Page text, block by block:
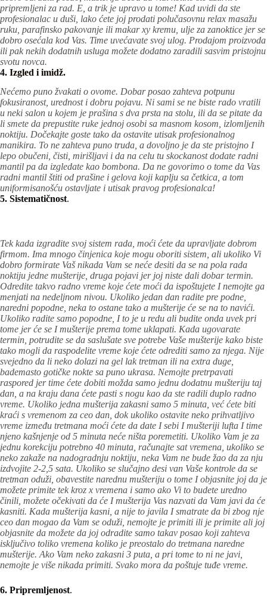
pripremljeni za rad. E, a trik je upravo u tome! Kad uvidi da ste
profesionalac u duši, lako ćete joj prodati polučasovnu relax masažu
ruku, parafinsko pakovanje ili makar xy kremu, ulje za zanoktice jer se
dobro osećala kod Vas. Time uvećavate svoj ulog. Prodajom proizvoda
ili pak nekih dodatnih usluga možete dodatno zaradili sasvim pristojnu
svotu novca.
4. Izgled i imidž.
Nećemo puno žvakati o ovome. Dobar posao zahteva potpunu
fokusiranost, urednost i dobru pojavu. Ni sami se ne biste rado vratili
u neki salon u kojem je prašina s dva prsta na stolu, ili da se pitate da
li smete da prepustite ruke jednoj osobi sa masnom kosom, izlomljenih
noktiju. Dočekajte goste tako da ostavite utisak profesionalnog
manikira. To ne zahteva puno truda, a dovoljno je da ste pristojno I
lepo obučeni, čisti, mirišljavi i da na celu tu skockanost dodate radni
mantil pa da izgledate kao bombona. Da ne govorimo o tome da Vas
radni mantil štiti od prašine i gelova koji kaplju sa četkica, a tom
uniformisanošću ostavljate i utisak pravog profesionalca!
5. Sistematičnost.
Tek kada izgradite svoj sistem rada, moći ćete da upravljate dobrom
firmom. Ima mnogo činjenica koje mogu oboriti sistem, ali ukoliko Vi
dobro formirate Vaš nikada Vam se neće desiti da se na pola rada
noktiju jedne mušterije, druga pojavi jer joj niste dali dobar termin.
Odredite takvo radno vreme koje ćete moći da ispoštujete I nemojte ga
menjati na nedeljnom nivou. Ukoliko jedan dan radite pre podne,
naredni popodne, neka to ostane tako a mušterije će se na to navići.
Ukoliko radite samo popodne, I to je u redu ali budite onda uvek pri
tome jer će se I mušterije prema tome uklapati. Kada ugovarate
termin, potrudite se da saslušate sve potrebe Vaše mušterije kako biste
tako mogli da raspodelite vreme koje ćete odrediti samo za njega. Nije
svejedno da li neko dolazi na gel lak tretman ili na extra duge,
bademasto gotičke nokte sa puno ukrasa. Nemojte pretrpavati
raspored jer time ćete dobiti možda samo jednu dodatnu mušteriju taj
dan, a na kraju dana ćete pasti s nogu kao da ste radili duplo radno
vreme. Ukoliko jedna mušterija zakasni samo 5 minuta, već ćete biti
kraći s vremenom za ceo dan, dok ukoliko ostavite neko prihvatljivo
vreme između tretmana moći ćete da date I sebi I mušteriji lufta I time
njeno kašnjenje od 5 minuta neće ništa poremetiti. Ukoliko Vam je za
jednu korekciju potrebno 40 minuta, računajte sat vremena, ukoliko se
neko zakaže na nadogradnju noktiju, neka Vam ne bude žao da za nju
izdvojite 2-2,5 sata. Ukoliko se slučajno desi van Vaše kontrole da se
tretman oduži, obavestite narednu mušteriju o tome I objasnite joj da je
možete primite tek kroz x vremena i samo ako Vi to budete uredno
činili, možete očekivati da će I mušterija Vas nazvati da Vam javi da će
kasniti. Kada mušterija kasni, a nije to javila I smatrate da bi zbog nje
ceo dan mogao da Vam se oduži, nemojte je primiti ili je primite ali joj
objasnite da možete da joj odradite samo takav posao koji zahteva
isključivo toliko vremena koliko je preostalo do tretmana naredne
mušterije. Ako Vam neko zakasni 3 puta, a pri tome to ni ne javi,
nemojte je više nikada primiti. Svako mora da poštuje tuđe vreme.
6. Pripremljenost.